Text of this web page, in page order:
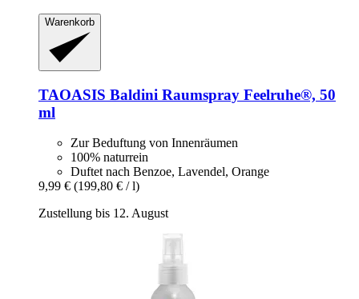
Warenkorb
TAOASIS Baldini Raumspray Feelruhe®, 50
ml
Zur Beduftung von Innenräumen
100% naturrein
Duftet nach Benzoe, Lavendel, Orange
9,99 € (199,80 € / l)
Zustellung bis 12. August